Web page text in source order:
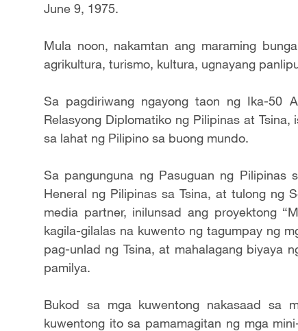
June 9, 1975.
Mula noon, nakamtan ang maraming
agrikultura, turismo, kultura, ugnayang
Sa pagdiriwang ngayong taon ng Ika-50
Relasyong Diplomatiko ng Pilipinas at
sa lahat ng Pilipino sa buong mundo.
Sa pangunguna ng Pasuguan ng Pilipinas
Heneral ng Pilipinas sa Tsina, at tulong ng
media partner, inilunsad ang proyektong
kagila-gilalas na kuwento ng tagumpay ng
pag-unlad ng Tsina, at mahalagang biyaya
pamilya.
Bukod sa mga kuwentong nakasaad sa
kuwentong ito sa pamamagitan ng mga